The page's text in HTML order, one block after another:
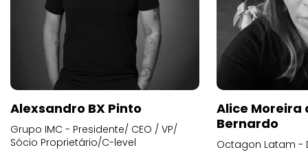
Alexsandro BX Pinto
Grupo IMC - Presidente/ CEO / VP/
Sócio Proprietário/C-level
Alice
Bernardo
Octagon Latam -